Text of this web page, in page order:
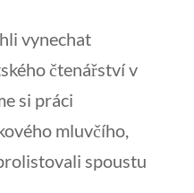
vynechat
čtenářství v
si práci
mluvčího,
spoustu